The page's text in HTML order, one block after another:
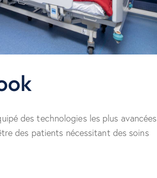
des technologies les plus avancées
des patients nécessitant des soins